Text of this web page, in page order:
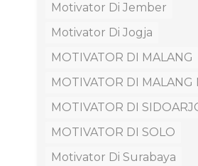
Motivator Di Jember
Motivator Di Jogja
MOTIVATOR DI MALANG
MOTIVATOR DI MALANG
MOTIVATOR DI
MOTIVATOR DI SOLO
Motivator Di Surabaya